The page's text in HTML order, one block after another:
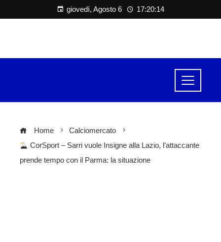
giovedì, Agosto 6 17:20:14
Home
Calciomercato
CorSport – Sarri vuole Insigne alla Lazio, l’attaccante
prende tempo con il Parma: la situazione